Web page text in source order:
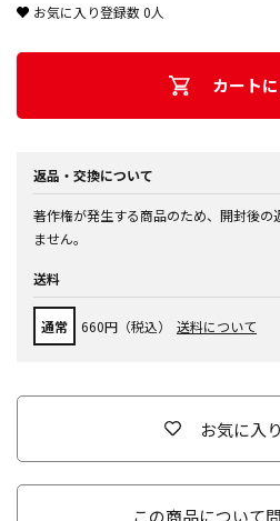
お気に入り登録数0人
カート
返品・交換について
著作権が発生する商品のため、開封後
ません。
送料
通常 660円（税込） 送料について
お気に入
この商品について